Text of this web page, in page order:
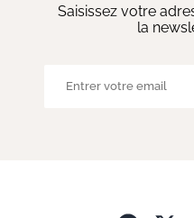
Saisissez votre
la